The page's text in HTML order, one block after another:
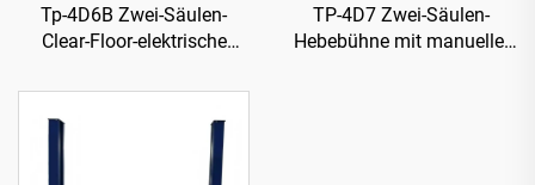
Tp-4D6B Zwei-Säulen-
Clear-Floor-elektrische
TP-4D7 Zwei-Säulen-
Hebebühne mit manueller